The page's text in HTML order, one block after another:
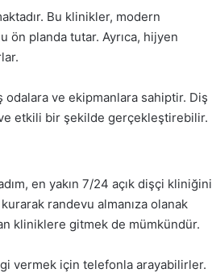
Bu klinikler, modern
ön planda tutar. Ayrıca, hijyen
odalara ve ekipmanlara sahiptir. Diş
etkili bir şekilde gerçekleştirebilir.
en yakın 7/24 açık dişçi kliniğini
randevu almanıza olanak
kliniklere gitmek de mümkündür.
vermek için telefonla arayabilirler.